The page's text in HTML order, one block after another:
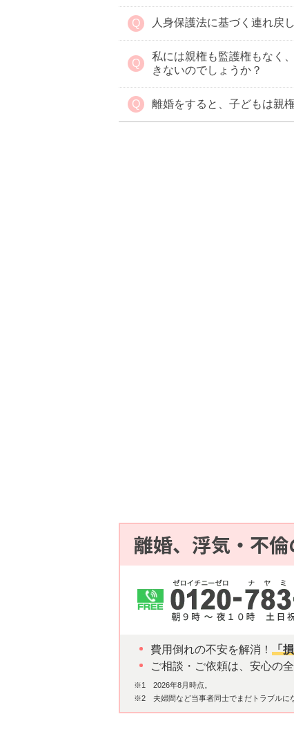
人身保護法に基づく連れ戻
私には親権も監護権もなく
きないのでしょうか？
離婚をすると、子どもは親
離婚、浮気・不
費用倒れの不安を解消！ 「
ご相談・ご依頼は、安心の全
※1 2026年8月時点。
※2 夫婦間など当事者同士でまだトラブルに